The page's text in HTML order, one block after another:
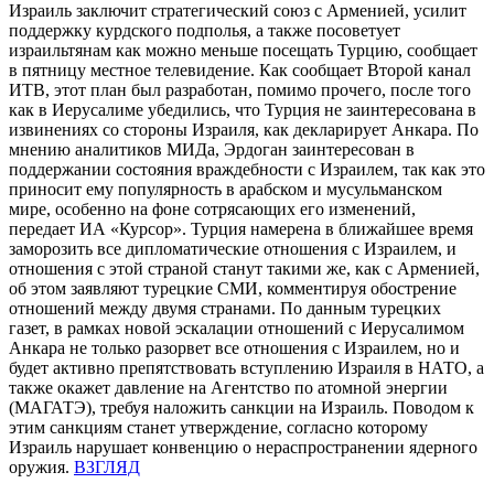
Израиль заключит стратегический союз с Арменией, усилит
поддержку курдского подполья, а также посоветует
израильтянам как можно меньше посещать Турцию, сообщает
в пятницу местное телевидение. Как сообщает Второй канал
ИТВ, этот план был разработан, помимо прочего, после того
как в Иерусалиме убедились, что Турция не заинтересована в
извинениях со стороны Израиля, как декларирует Анкара. По
мнению аналитиков МИДа, Эрдоган заинтересован в
поддержании состояния враждебности с Израилем, так как это
приносит ему популярность в арабском и мусульманском
мире, особенно на фоне сотрясающих его изменений,
передает ИА «Курсор». Турция намерена в ближайшее время
заморозить все дипломатические отношения с Израилем, и
отношения с этой страной станут такими же, как с Арменией,
об этом заявляют турецкие СМИ, комментируя обострение
отношений между двумя странами. По данным турецких
газет, в рамках новой эскалации отношений с Иерусалимом
Анкара не только разорвет все отношения с Израилем, но и
будет активно препятствовать вступлению Израиля в НАТО, а
также окажет давление на Агентство по атомной энергии
(МАГАТЭ), требуя наложить санкции на Израиль. Поводом к
этим санкциям станет утверждение, согласно которому
Израиль нарушает конвенцию о нераспространении ядерного
оружия. ВЗГЛЯД